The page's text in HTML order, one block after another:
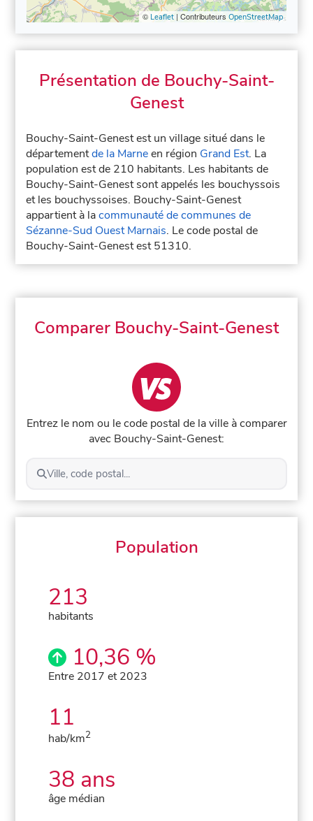
© Leaflet| Contributeurs OpenStreetMap
Présentation de Bouchy-Saint-
Genest
Bouchy-Saint-Genest est un village situé dans le
départementde la Marneen région Grand Est. La
population est de 210 habitants. Les habitants de
Bouchy-Saint-Genest sont appelés les bouchyssois
et les bouchyssoises. Bouchy-Saint-Genest
appartient à lacommunauté de communes de
Sézanne-Sud Ouest Marnais. Le code postal de
Bouchy-Saint-Genest est 51310.
Comparer Bouchy-Saint-Genest
Entrez le nom ou le code postal de la ville à comparer
avec Bouchy-Saint-Genest:
Ville, code postal...
Population
213
habitants
10,36 %
Entre 2017 et 2023
11
hab/km2
38 ans
âge médian